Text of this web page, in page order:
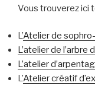
Vous trouverez ici
L’Atelier de
L’atelier de l’arbre
L’atelier
L’Atelier créatif